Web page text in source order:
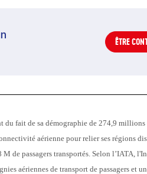
ÊTRE
du fait de sa démographie de 274,9 millions
aérienne pour relier ses régions
de passagers transportés. Selon l’IATA,
aériennes de transport de passagers et